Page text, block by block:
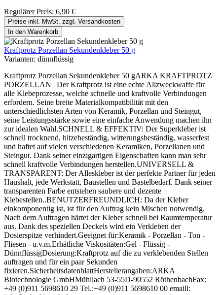
Regulärer Preis: 6,90 €
Preise inkl. MwSt. zzgl. Versandkosten
In den Warenkorb
Kraftprotz Porzellan Sekundenkleber 50 g
Varianten: dünnflüssig
Kraftprotz Porzellan Sekundenkleber 50 gARKA KRAFTPROTZ
PORZELLAN | Der Kraftprotz ist eine echte Allzweckwaffe für
alle Klebeprozesse, welche schnelle und kraftvolle Verbindungen
erfordern. Seine breite Materialkompatibilität mit den
unterschiedlichsten Arten von Keramik, Porzellan und Steingut,
seine Leistungsstärke sowie eine einfache Anwendung machen ihn
zur idealen Wahl.SCHNELL & EFFEKTIV: Der Superkleber ist
schnell trocknend, hitzebeständig, witterungsbeständig, wasserfest
und haftet auf vielen verschiedenen Keramiken, Porzellanen und
Steingut. Dank seiner einzigartigen Eigenschaften kann man sehr
schnell kraftvolle Verbindungen herstellen.UNIVERSELL &
TRANSPARENT: Der Alleskleber ist der perfekte Partner für jeden
Haushalt, jede Werkstatt, Baustellen und Bastelbedarf. Dank seiner
transparenten Farbe entstehen saubere und dezente
Klebestellen..BENUTZERFREUNDLICH: Da der Kleber
einkomponentig ist, ist für den Auftrag kein Mischen notwendig.
Nach dem Auftragen härtet der Kleber schnell bei Raumtemperatur
aus. Dank des speziellen Deckels wird ein Verkleben der
Dosierspitze verhindert.Geeignet für:Keramik - Porzellan - Ton -
Fliesen - u.v.m.Erhätliche Viskositäten:Gel - Flüssig -
DünnflüssigDosierung:Kraftprotz auf die zu verklebenden Stellen
auftragen und für ein paar Sekunden
fixieren.SicherheitsdatenblattHerstellerangaben:ARKA
Biotechnologie GmbHMühllach 53-55D-90552 RöthenbachFax:
+49 (0)911 5698610 29 Tel.:+49 (0)911 5698610 00 emaill: